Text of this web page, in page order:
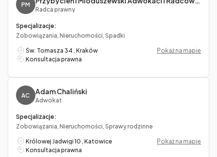
PM
Radca prawny
Specjalizacje:
Zobowiązania, Nieruchomości, Spadki
Św. Tomasza 34 , Kraków
Pokaż na mapie
Konsultacja prawna
AC Adam Chaliński
Adwokat
Specjalizacje:
Zobowiązania, Nieruchomości, Sprawy rodzinne
Królowej Jadwigi 10 , Katowice
Pokaż na mapie
Konsultacja prawna